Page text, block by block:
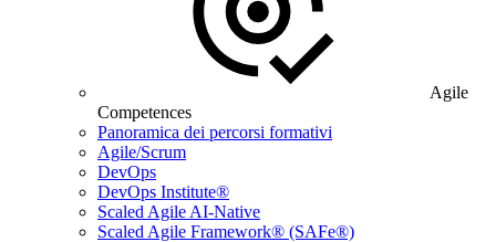
Agile
Competences
Panoramica dei percorsi formativi
Agile/Scrum
DevOps
DevOps Institute®
Scaled Agile AI-Native
Scaled Agile Framework® (SAFe®)